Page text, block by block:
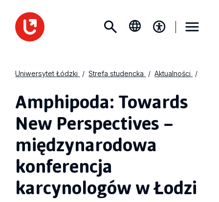
Uniwersytet Łódzki Strefa studencka Aktualności
Amphipoda: Towards
New Perspectives –
międzynarodowa
konferencja
karcynologów w Łodzi